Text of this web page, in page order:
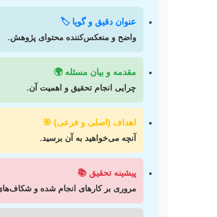
عنوان دقیق و گویا 🏷️
واضح و منعکس‌کننده محتوای پژوهش.
مقدمه و بیان مسئله 🌍
چرایی انجام تحقیق و اهمیت آن.
اهداف (اصلی و فرعی) 🎯
آنچه می‌خواهید به آن برسید.
پیشینه تحقیق 📚
مروری بر کارهای انجام شده و